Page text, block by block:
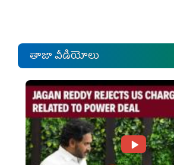
తాజా వీడియోలు